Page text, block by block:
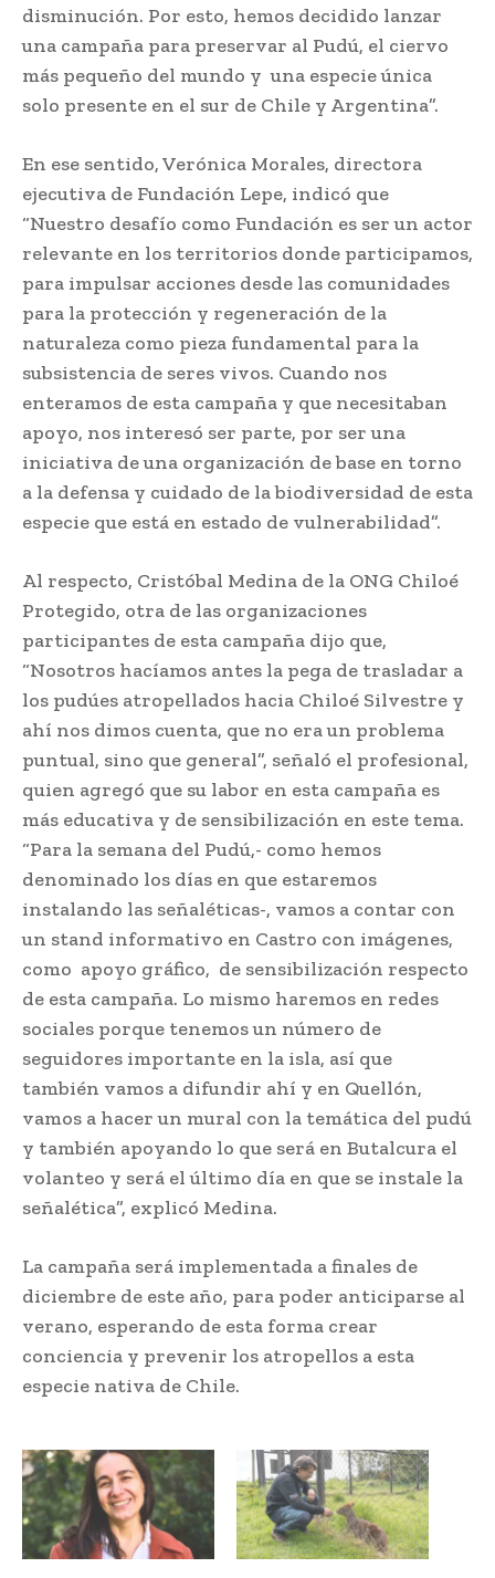
disminución. Por esto, hemos decidido lanzar
una campaña para preservar al Pudú, el ciervo
más pequeño del mundo y una especie única
solo presente en el sur de Chile y Argentina”.
En ese sentido, Verónica Morales, directora
ejecutiva de Fundación Lepe, indicó que
“Nuestro desafío como Fundación es ser un actor
relevante en los territorios donde participamos,
para impulsar acciones desde las comunidades
para la protección y regeneración de la
naturaleza como pieza fundamental para la
subsistencia de seres vivos. Cuando nos
enteramos de esta campaña y que necesitaban
apoyo, nos interesó ser parte, por ser una
iniciativa de una organización de base en torno
a la defensa y cuidado de la biodiversidad de esta
especie que está en estado de vulnerabilidad”.
Al respecto, Cristóbal Medina de la ONG Chiloé
Protegido, otra de las organizaciones
participantes de esta campaña dijo que,
“Nosotros hacíamos antes la pega de trasladar a
los pudúes atropellados hacia Chiloé Silvestre y
ahí nos dimos cuenta, que no era un problema
puntual, sino que general”, señaló el profesional,
quien agregó que su labor en esta campaña es
más educativa y de sensibilización en este tema.
“Para la semana del Pudú,- como hemos
denominado los días en que estaremos
instalando las señaléticas-, vamos a contar con
un stand informativo en Castro con imágenes,
como apoyo gráfico, de sensibilización respecto
de esta campaña. Lo mismo haremos en redes
sociales porque tenemos un número de
seguidores importante en la isla, así que
también vamos a difundir ahí y en Quellón,
vamos a hacer un mural con la temática del pudú
y también apoyando lo que será en Butalcura el
volanteo y será el último día en que se instale la
señalética”, explicó Medina.
La campaña será implementada a finales de
diciembre de este año, para poder anticiparse al
verano, esperando de esta forma crear
conciencia y prevenir los atropellos a esta
especie nativa de Chile.